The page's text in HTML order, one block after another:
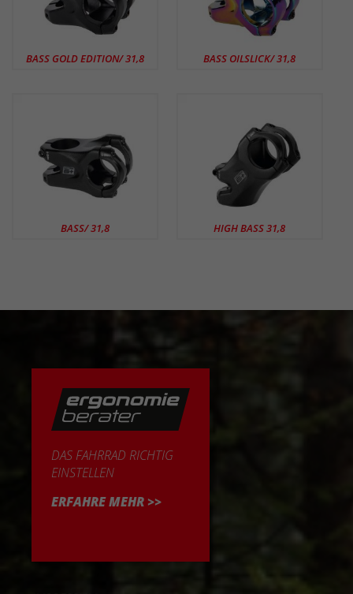
BASS GOLD EDITION/ 31,8 BASS OILSLICK/ 31,8
BASS/ 31,8 HIGH BASS 31,8
DAS FAHRRAD RICHTIG
EINSTELLEN
ERFAHRE MEHR >>